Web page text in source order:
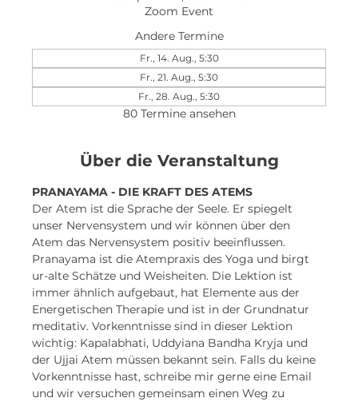
Zoom Event
Andere Termine
Fr., 14. Aug., 5:30
Fr., 21. Aug., 5:30
Fr., 28. Aug., 5:30
80 Termine ansehen
Über die Veranstaltung
PRANAYAMA - DIE KRAFT DES ATEMS
Der Atem ist die Sprache der Seele. Er spiegelt
unser Nervensystem und wir können über den
Atem das Nervensystem positiv beeinflussen.
Pranayama ist die Atempraxis des Yoga und birgt
ur-alte Schätze und Weisheiten. Die Lektion ist
immer ähnlich aufgebaut, hat Elemente aus der
Energetischen Therapie und ist in der Grundnatur
meditativ. Vorkenntnisse sind in dieser Lektion
wichtig: Kapalabhati, Uddyiana Bandha Kryja und
der Ujjai Atem müssen bekannt sein. Falls du keine
Vorkenntnisse hast, schreibe mir gerne eine Email
und wir versuchen gemeinsam einen Weg zu